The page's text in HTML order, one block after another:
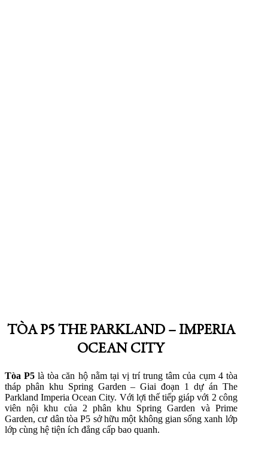
TÒA P5 THE PARKLAND – IMPERIA
OCEAN CITY
Tòa P5là tòa căn hộ nằm tại vị trí trung tâm của cụm 4 tòa
tháp phân khu Spring Garden – Giai đoạn 1 dự án The
Parkland Imperia Ocean City. Với lợi thế tiếp giáp với 2 công
viên nội khu của 2 phân khu Spring Garden và Prime
Garden, cư dân tòa P5 sở hữu một không gian sống xanh lớp
lớp cùng hệ tiện ích đẳng cấp bao quanh.